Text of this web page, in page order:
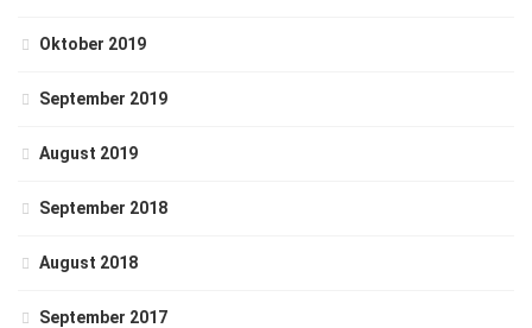
Oktober 2019
September 2019
August 2019
September 2018
August 2018
September 2017